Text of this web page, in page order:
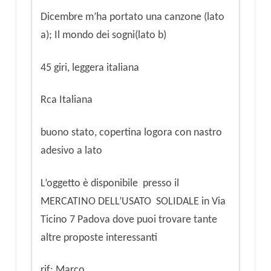
45
giri
Dicembre m’ha portato una canzone (lato
a); Il mondo dei sogni(lato b)
45 giri, leggera italiana
Rca Italiana
buono stato, copertina logora con nastro
adesivo a lato
L’oggetto è disponibile presso il
MERCATINO DELL’USATO SOLIDALE in Via
Ticino 7 Padova dove puoi trovare tante
altre proposte interessanti